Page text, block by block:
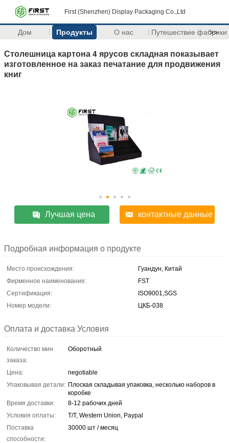
First (Shenzhen) Display Packaging Co.,Ltd
Дом Продукты О нас Путешествие фабрики
>>
Столешница картона 4 ярусов складная показывает
изготовленное на заказ печатание для продвижения
книг
Лучшая цена контактные данные
Подробная информация о продукте
Место происхождения:
Гуандун, Китай
Фирменное наименование:
FST
Сертификация:
ISO9001,SGS
Номер модели:
ЦКБ-038
Оплата и доставка Условия
Количество мин
заказа:
Оборотный
Цена:
negotiable
Упаковывая детали: Плоская складывая упаковка, несколько наборов в
коробке
Время доставки:
8-12 рабочих дней
Условия оплаты:
T/T, Western Union, Paypal
Поставка
способности:
30000 шт / месяц